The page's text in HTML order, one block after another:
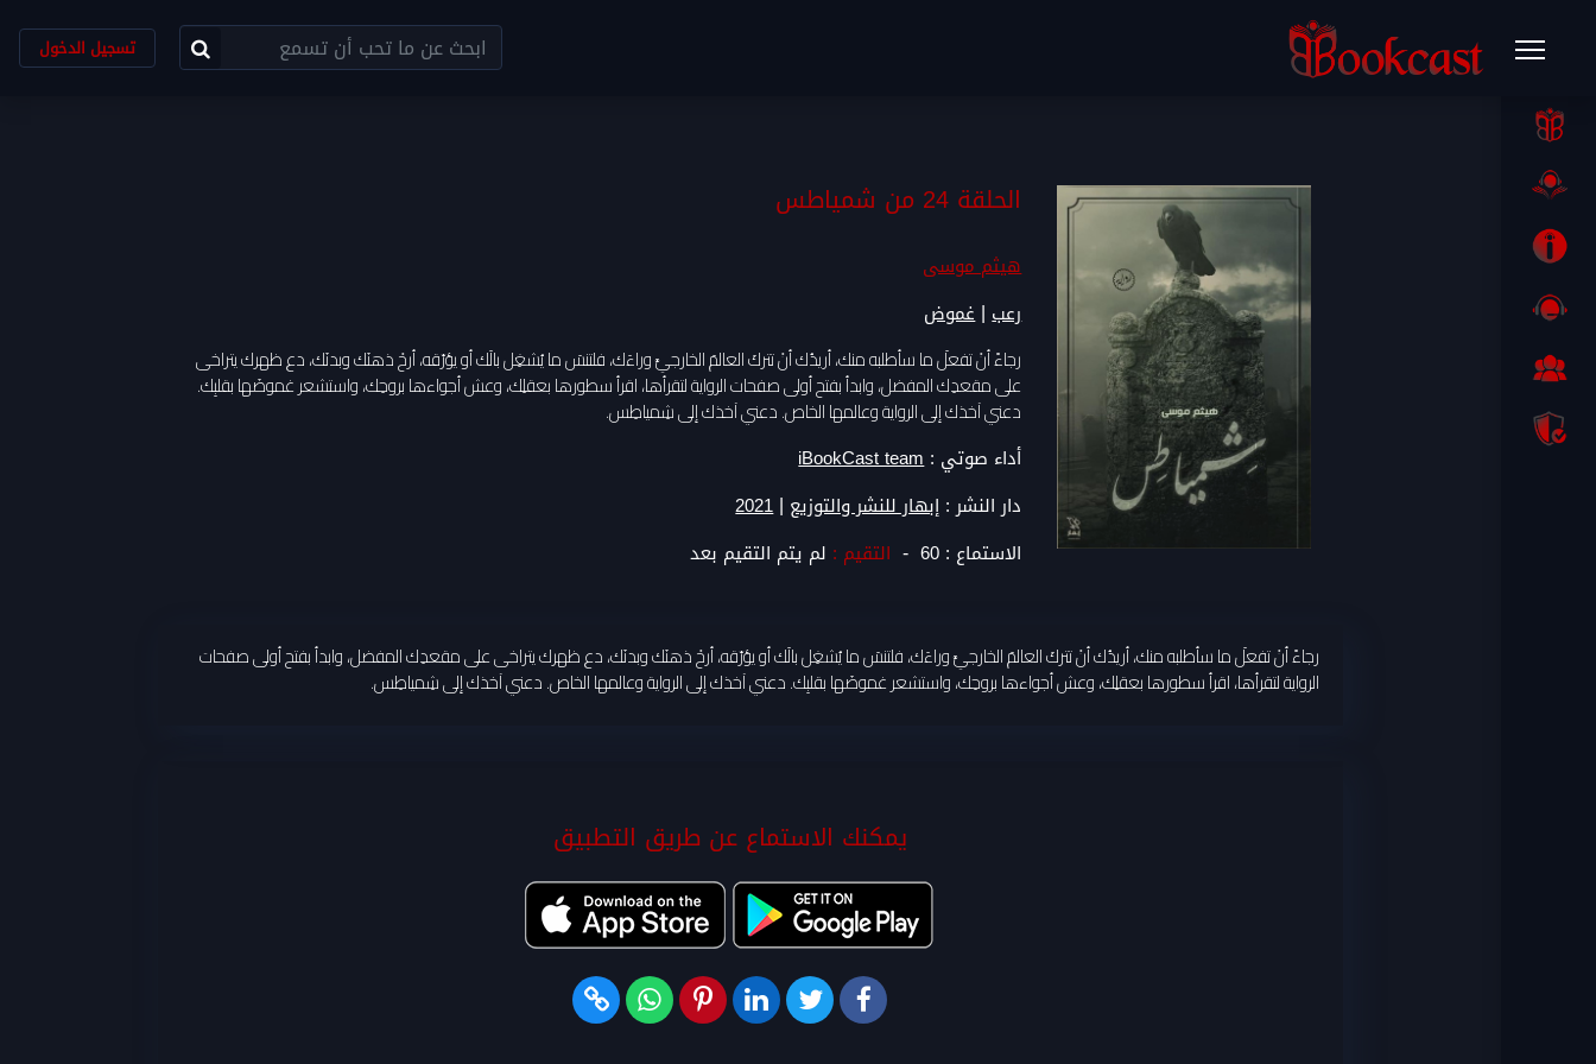
تسجيل الدخول
الحلقة 24 من شمياطس
هيثم موسى
رعب|غموض
رجاءً أنْ تفعلَ ما سأطلبه منك، أريدُك أنْ تتركَ العالمَ الخارجيَّ وراءَك، فلتنسَ ما يُشغِل بالَك أو يؤرّقه، أرحْ ذهنَك وبدنَك، دع ظهرك يتراخى
على مقعدِك المفضل، وابدأ بفتح أولى صفحات الرواية لتقرأها، اقرأ سطورها بعقلِك، وعش أجواءها بروحِك، واستشعر غموضَها بقلبِك.
دعني آخذك إلى الرواية وعالمها الخاص. دعني آخذك إلى شِمياطِس.
أداء صوتي :iBookCast team
دار النشر : إبهار للنشر والتوزيع |
2021
الاستماع : 60
- التقيم : لم يتم التقيم بعد
رجاءً أنْ تفعلَ ما سأطلبه منك، أريدُك أنْ تتركَ العالمَ الخارجيَّ وراءَك، فلتنسَ ما يُشغِل بالَك أو يؤرّقه، أرحْ ذهنَك وبدنَك، دع ظهرك يتراخى على مقعدِك المفضل، وابدأ بفتح أولى صفحات
الرواية لتقرأها، اقرأ سطورها بعقلِك، وعش أجواءها بروحِك، واستشعر غموضَها بقلبِك. دعني آخذك إلى الرواية وعالمها الخاص. دعني آخذك إلى شِمياطِس.
يمكنك الاستماع عن طريق التطبيق